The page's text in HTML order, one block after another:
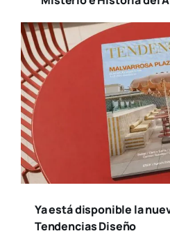
Ya está disponible la
Tendencias Diseño